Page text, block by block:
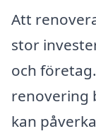
Att
stor
och
renovering
kan